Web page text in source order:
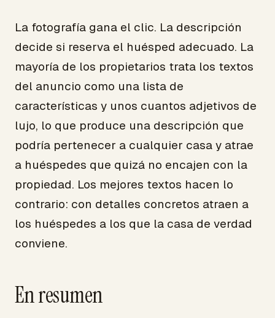
La fotografía gana el clic. La descripción
decide si reserva el huésped adecuado. La
mayoría de los propietarios trata los textos
del anuncio como una lista de
características y unos cuantos adjetivos de
lujo, lo que produce una descripción que
podría pertenecer a cualquier casa y atrae
a huéspedes que quizá no encajen con la
propiedad. Los mejores textos hacen lo
contrario: con detalles concretos atraen a
los huéspedes a los que la casa de verdad
conviene.
En resumen